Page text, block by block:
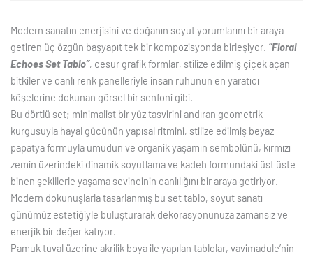
Modern sanatın enerjisini ve doğanın soyut yorumlarını bir araya
getiren üç özgün başyapıt tek bir kompozisyonda birleşiyor. “Floral
Echoes Set Tablo”, cesur grafik formlar, stilize edilmiş çiçek açan
bitkiler ve canlı renk panelleriyle insan ruhunun en yaratıcı
köşelerine dokunan görsel bir senfoni gibi.
Bu dörtlü set; minimalist bir yüz tasvirini andıran geometrik
kurgusuyla hayal gücünün yapısal ritmini, stilize edilmiş beyaz
papatya formuyla umudun ve organik yaşamın sembolünü, kırmızı
zemin üzerindeki dinamik soyutlama ve kadeh formundaki üst üste
binen şekillerle yaşama sevincinin canlılığını bir araya getiriyor.
Modern dokunuşlarla tasarlanmış bu set tablo, soyut sanatı
günümüz estetiğiyle buluşturarak dekorasyonunuza zamansız ve
enerjik bir değer katıyor.
Pamuk tuval üzerine akrilik boya ile yapılan tablolar, vavimadule’nin